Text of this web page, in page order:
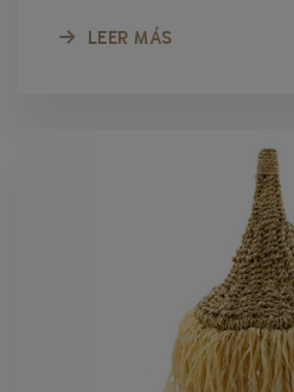
LEER MÁS